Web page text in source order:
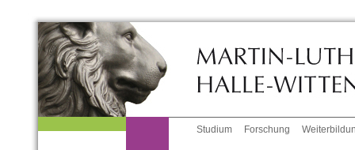
Studium Forschung